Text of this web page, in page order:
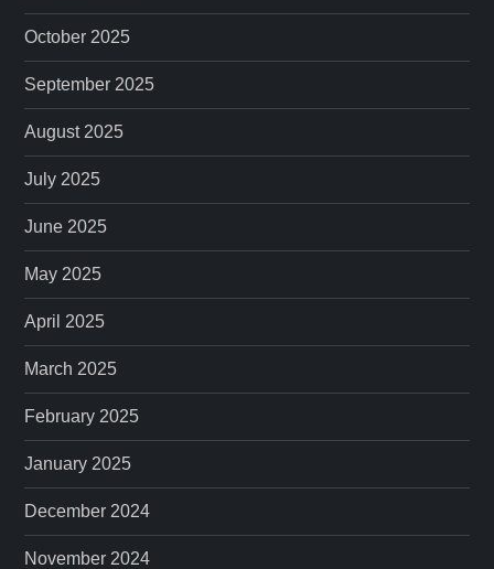
October 2025
September 2025
August 2025
July 2025
June 2025
May 2025
April 2025
March 2025
February 2025
January 2025
December 2024
November 2024